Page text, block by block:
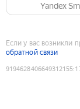
Yandex
Если у вас возникли
обратной связи
9194628406649312155: